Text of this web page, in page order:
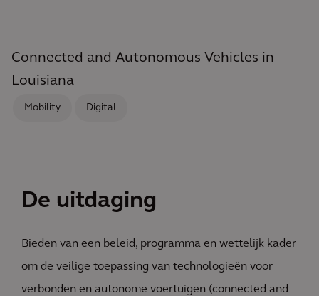
Connected and Autonomous Vehicles in
Louisiana
Mobility Digital
De uitdaging
Bieden van een beleid, programma en wettelijk kader
om de veilige toepassing van technologieën voor
verbonden en autonome voertuigen (connected and